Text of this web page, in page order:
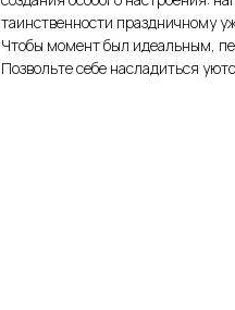
таинственности праздничному
Чтобы момент был идеальным,
Позвольте себе насладиться